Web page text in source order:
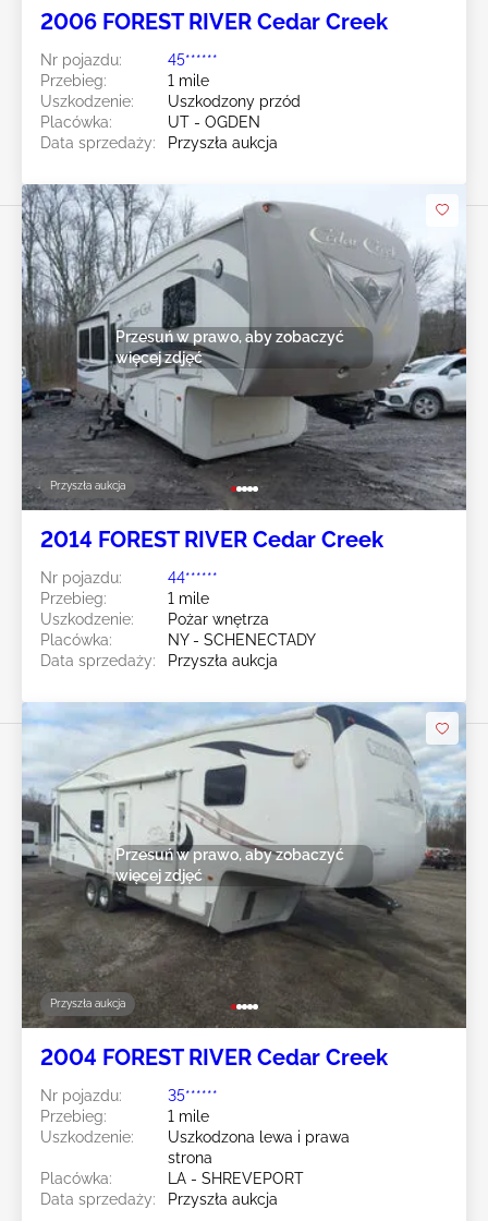
2006 FOREST RIVER Cedar Creek
Nr pojazdu:
45******
Przebieg:
1 mile
Uszkodzenie:
Uszkodzony przód
Placówka:
UT - OGDEN
Data sprzedaży:
Przyszła aukcja
Przyszła aukcja
Przesuń w prawo, aby zobaczyć
więcej zdjęć
2014 FOREST RIVER Cedar Creek
Nr pojazdu:
44******
Przebieg:
1 mile
Uszkodzenie:
Pożar wnętrza
Placówka:
NY - SCHENECTADY
Data sprzedaży:
Przyszła aukcja
Przyszła aukcja
Przesuń w prawo, aby zobaczyć
więcej zdjęć
2004 FOREST RIVER Cedar Creek
Nr pojazdu:
35******
Przebieg:
1 mile
Uszkodzenie:
Uszkodzona lewa i prawa
strona
Placówka:
LA - SHREVEPORT
Data sprzedaży:
Przyszła aukcja